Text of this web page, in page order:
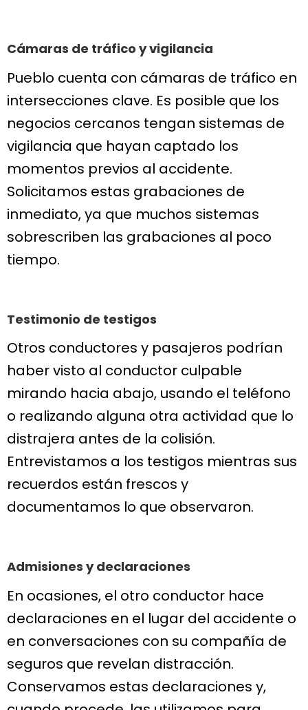
Cámaras de tráfico y vigilancia
Pueblo cuenta con cámaras de tráfico en
intersecciones clave. Es posible que los
negocios cercanos tengan sistemas de
vigilancia que hayan captado los
momentos previos al accidente.
Solicitamos estas grabaciones de
inmediato, ya que muchos sistemas
sobrescriben las grabaciones al poco
tiempo.
Testimonio de testigos
Otros conductores y pasajeros podrían
haber visto al conductor culpable
mirando hacia abajo, usando el teléfono
o realizando alguna otra actividad que lo
distrajera antes de la colisión.
Entrevistamos a los testigos mientras sus
recuerdos están frescos y
documentamos lo que observaron.
Admisiones y declaraciones
En ocasiones, el otro conductor hace
declaraciones en el lugar del accidente o
en conversaciones con su compañía de
seguros que revelan distracción.
Conservamos estas declaraciones y,